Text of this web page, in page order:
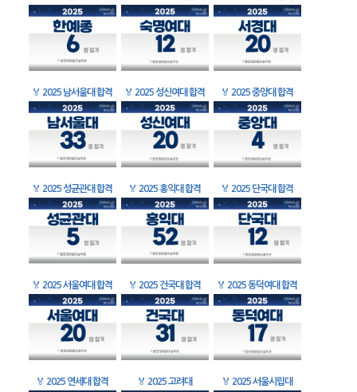
🏅 2025 남서울대 합격 🏅 2025 성신여대 합격 🏅 2025 중앙대 합격
🏅 2025 성균관대 합격 🏅 2025 홍익대 합격 🏅 2025 단국대 합격
🏅 2025 서울여대 합격 🏅 2025 건국대 합격 🏅 2025 동덕여대 합격
🏅 2025 연세대 합격 🏅 2025 고려대 🏅 2025 서울시립대